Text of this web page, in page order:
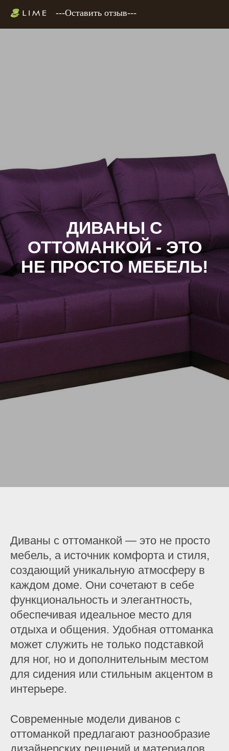
---Оставить отзыв---
ДИВАНЫ С
ОТТОМАНКОЙ - ЭТО
НЕ ПРОСТО МЕБЕЛЬ!
Диваны с оттоманкой — это не просто
мебель, а источник комфорта и стиля,
создающий уникальную атмосферу в
каждом доме. Они сочетают в себе
функциональность и элегантность,
обеспечивая идеальное место для
отдыха и общения. Удобная оттоманка
может служить не только подставкой
для ног, но и дополнительным местом
для сидения или стильным акцентом в
интерьере.
Современные модели диванов с
оттоманкой предлагают разнообразие